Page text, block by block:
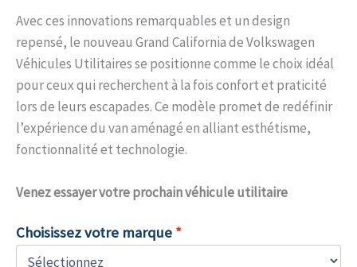
Avec ces innovations remarquables et un design
repensé, le nouveau Grand California de Volkswagen
Véhicules Utilitaires se positionne comme le choix idéal
pour ceux qui recherchent à la fois confort et praticité
lors de leurs escapades. Ce modèle promet de redéfinir
l’expérience du van aménagé en alliant esthétisme,
fonctionnalité et technologie.
Venezessayer votre prochain véhicule utilitaire
Choisissez votre marque